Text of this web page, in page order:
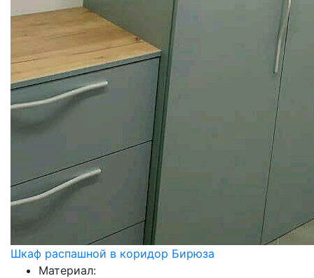
Шкаф распашной в коридор Бирюза
Материал: